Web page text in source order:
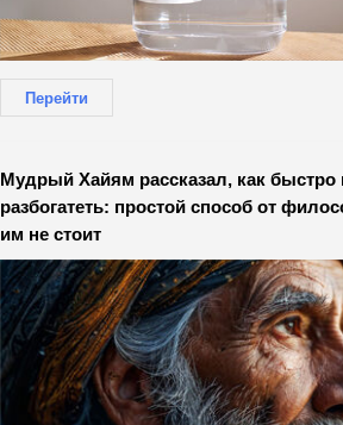
Перейти
Мудрый Хайям рассказал, как быстро
разбогатеть: простой способ от
им не стоит